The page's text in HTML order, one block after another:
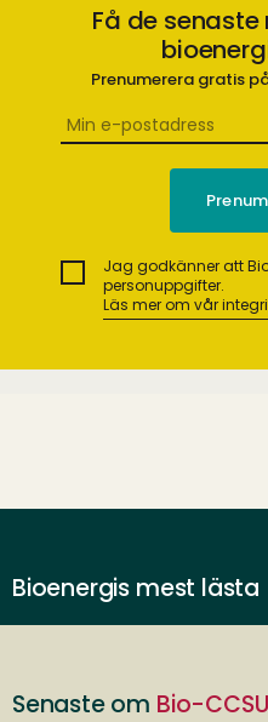
Få de
Prenumerera gratis
Jag godkänner att
personuppgifter.
Läs mer om vår
Bioenergis mest lästa
Senaste om Bio-CCSU